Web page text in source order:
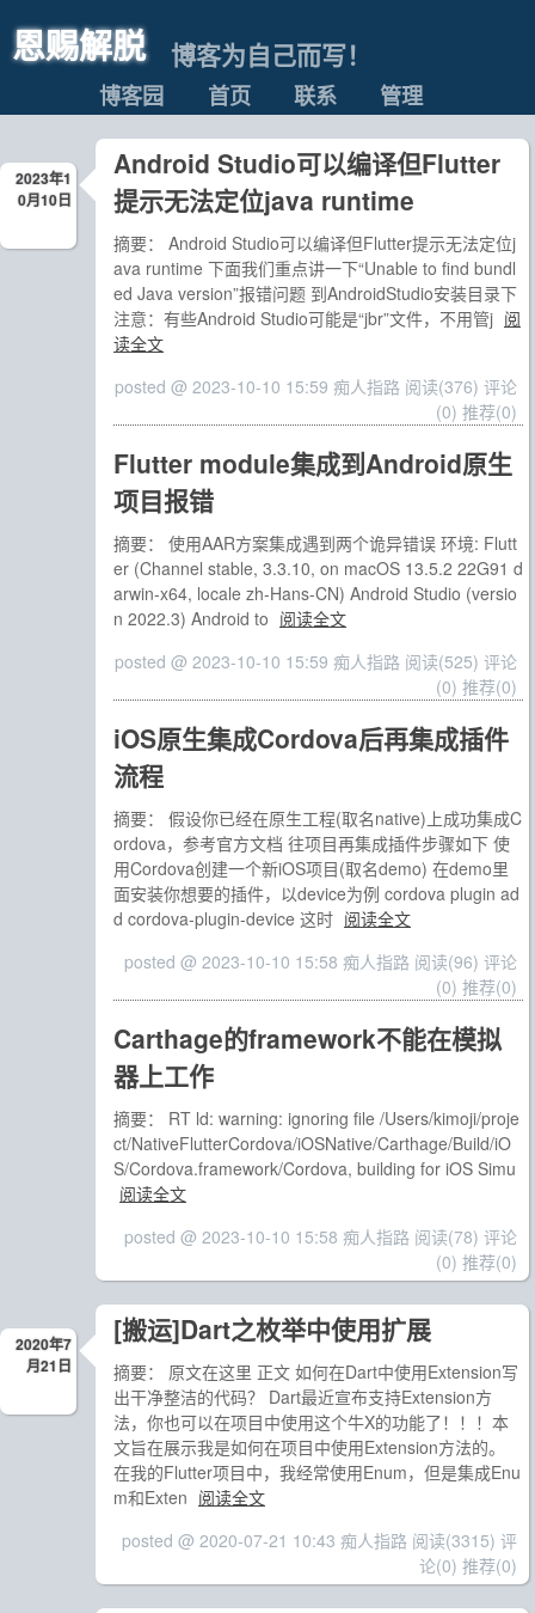
恩赐解脱 博客为自己而写！
博客园 首页 联系 管理
2023年1
0月10日
Android Studio可以编译但Flutter
提示无法定位java runtime
摘要： Android Studio可以编译但Flutter提示无法定位j
ava runtime 下面我们重点讲一下“Unable to find bundl
ed Java version”报错问题 到AndroidStudio安装目录下
注意：有些Android Studio可能是“jbr”文件，不用管j 阅
读全文
posted @ 2023-10-10 15:59 痴人指路 阅读(376) 评论
(0) 推荐(0)
Flutter module集成到Android原生
项目报错
摘要： 使用AAR方案集成遇到两个诡异错误 环境: Flutt
er (Channel stable, 3.3.10, on macOS 13.5.2 22G91 d
arwin-x64, locale zh-Hans-CN) Android Studio (versio
n 2022.3) Android to 阅读全文
posted @ 2023-10-10 15:59 痴人指路 阅读(525) 评论
(0) 推荐(0)
iOS原生集成Cordova后再集成插件
流程
摘要： 假设你已经在原生工程(取名native)上成功集成C
ordova，参考官方文档 往项目再集成插件步骤如下 使
用Cordova创建一个新iOS项目(取名demo) 在demo里
面安装你想要的插件，以device为例 cordova plugin ad
d cordova-plugin-device 这时 阅读全文
posted @ 2023-10-10 15:58 痴人指路 阅读(96) 评论
(0) 推荐(0)
Carthage的framework不能在模拟
器上工作
摘要： RT ld: warning: ignoring file /Users/kimoji/proje
ct/NativeFlutterCordova/iOSNative/Carthage/Build/iO
S/Cordova.framework/Cordova, building for iOS Simu
阅读全文
posted @ 2023-10-10 15:58 痴人指路 阅读(78) 评论
(0) 推荐(0)
2020年7
月21日
[搬运]Dart之枚举中使用扩展
摘要： 原文在这里 正文 如何在Dart中使用Extension写
出干净整洁的代码？ Dart最近宣布支持Extension方
法，你也可以在项目中使用这个牛X的功能了！！！本
文旨在展示我是如何在项目中使用Extension方法的。
在我的Flutter项目中，我经常使用Enum，但是集成Enu
m和Exten 阅读全文
posted @ 2020-07-21 10:43 痴人指路 阅读(3315) 评
论(0) 推荐(0)